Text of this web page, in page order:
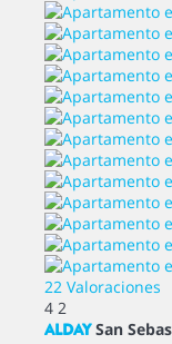
22 Valoraciones
4 2
ALDAY San